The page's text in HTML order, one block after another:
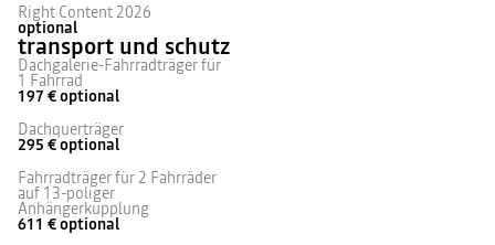
Right Content 2026
optional
transport und schutz
Dachgalerie-Fahrradträger für
1 Fahrrad
197 €optional
Dachquerträger
295 €optional
Fahrradträger für 2 Fahrräder
auf 13-poliger
Anhängerkupplung
611 €optional